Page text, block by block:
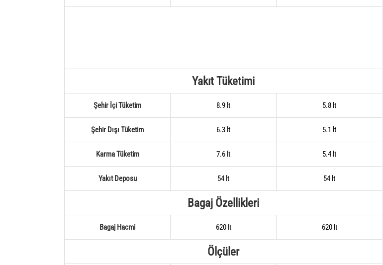
Yakıt Tüketimi
Şehir İçi Tüketim 8.9 lt 5.8 lt
Şehir Dışı Tüketim 6.3 lt 5.1 lt
Karma Tüketim 7.6 lt 5.4 lt
Yakıt Deposu 54 lt 54 lt
Bagaj Özellikleri
Bagaj Hacmi 620 lt 620 lt
Ölçüler